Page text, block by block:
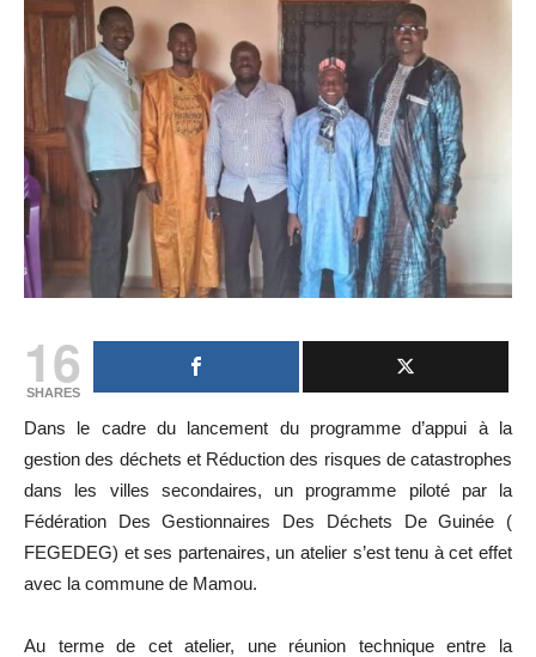
16
SHARES
Dans le cadre du lancement du programme d’appui à la
gestion des déchets et Réduction des risques de catastrophes
dans les villes secondaires, un programme piloté par la
Fédération Des Gestionnaires Des Déchets De Guinée (
FEGEDEG) et ses partenaires, un atelier s’est tenu à cet effet
avec la commune de Mamou.
Au terme de cet atelier, une réunion technique entre la